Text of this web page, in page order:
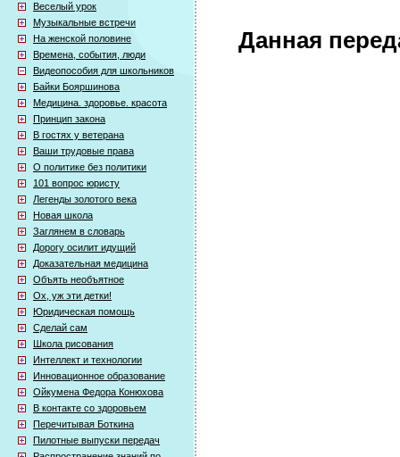
Веселый урок
Музыкальные встречи
На женской половине
Времена, события, люди
Видеопособия для школьников
Байки Бояршинова
Медицина. здоровье. красота
Принцип закона
В гостях у ветерана
Ваши трудовые права
О политике без политики
101 вопрос юристу
Легенды золотого века
Новая школа
Заглянем в словарь
Дорогу осилит идущий
Доказательная медицина
Объять необъятное
Ох, уж эти детки!
Юридическая помощь
Сделай сам
Школа рисования
Интеллект и технологии
Инновационное образование
Ойкумена Федора Конюхова
В контакте со здоровьем
Перечитывая Боткина
Пилотные выпуски передач
Данная